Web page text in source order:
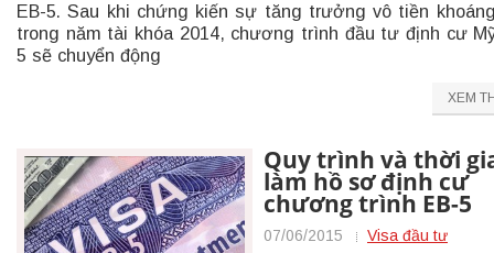
EB-5. Sau khi chứng kiến sự tăng trưởng vô tiền
trong năm tài khóa 2014, chương trình đầu tư định cư
5 sẽ chuyển động
XEM
Quy trình và thời
làm hồ sơ định cư
chương trình EB-5
07/06/2015 Visa đầu tư